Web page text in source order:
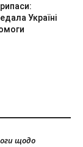
Україні
щодо